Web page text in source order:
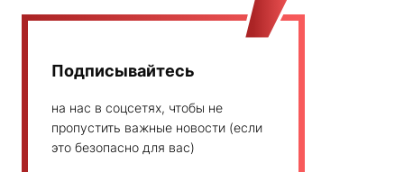
Подписывайтесь
на нас в соцсетях, чтобы не
пропустить важные новости (если
это безопасно для вас)